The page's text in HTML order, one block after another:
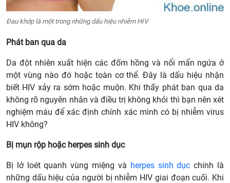
Đau khớp là một trong những dấu hiệu nhiễm HIV
Phát ban qua da
Da đột nhiên xuất hiện các đốm hồng và nổi mẩn ngứa ở
một vùng nào đó hoặc toàn cơ thể. Đây là dấu hiệu nhận
biết HIV xảy ra sớm hoặc muộn. Khi thấy phát ban qua da
không rõ nguyên nhân và điều trị không khỏi thì bạn nên xét
nghiệm máu để xác định chính xác mình có bị nhiễm virus
HIV không?
Bị mụn rộp hoặc herpes sinh dục
Bị lở loét quanh vùng miệng và herpes sinh dục chính là
những dấu hiệu của người bị nhiễm HIV giai đoạn cuối. Khi